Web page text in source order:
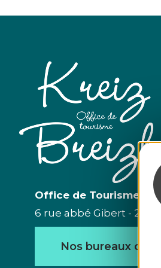
Office de Tourisme du
6 rue abbé Gibert -
Nos bureaux